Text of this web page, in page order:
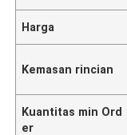
Harga
Kemasan rincian
Kuantitas min Ord
er